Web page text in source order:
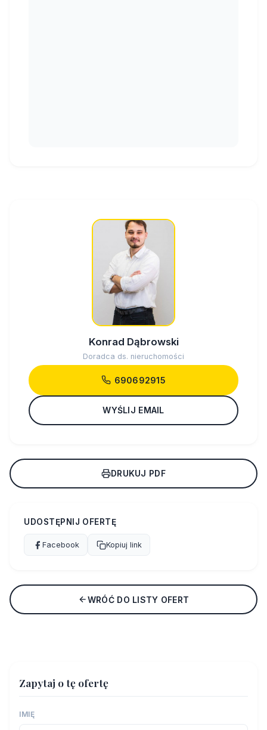
Konrad Dąbrowski
Doradca ds. nieruchomości
690692915
WYŚLIJ EMAIL
DRUKUJ PDF
UDOSTĘPNIJ OFERTĘ
Facebook Kopiuj link
WRÓĆ DO LISTY OFERT
Zapytaj o tę ofertę
IMIĘ